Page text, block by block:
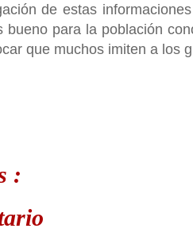
de estas
bueno para la población
que muchos imiten a los
: